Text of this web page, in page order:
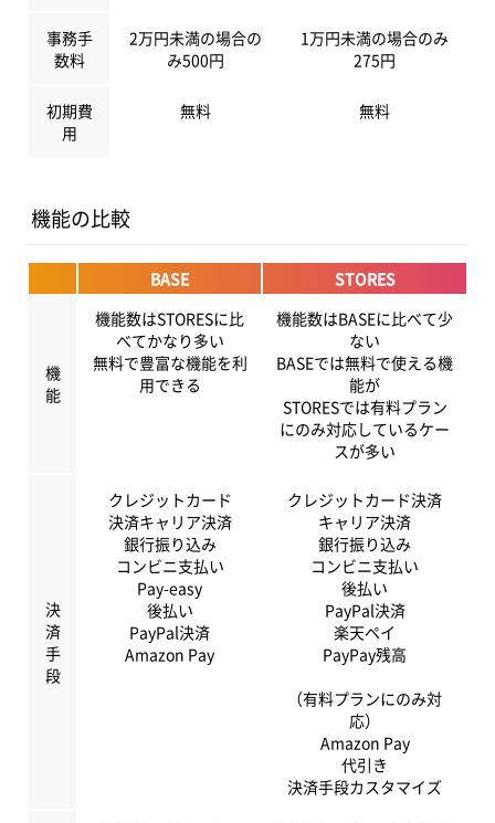
事務手
数料
2万円未満の場合の
み500円
1万円未満の場合のみ
275円
初期費
用
無料 無料
機能の比較
BASE STORES
機
能
機能数はSTORESに比
べてかなり多い
無料で豊富な機能を利
用できる
機能数はBASEに比べて少
ない
BASEでは無料で使える機
能が
STORESでは有料プラン
にのみ対応しているケー
スが多い
決
済
手
段
クレジットカード
決済キャリア決済
銀行振り込み
コンビニ支払い
Pay-easy
後払い
PayPal決済
Amazon Pay
クレジットカード決済
キャリア決済
銀行振り込み
コンビニ支払い
後払い
PayPal決済
楽天ペイ
PayPay残高
（有料プランにのみ対
応）
Amazon Pay
代引き
決済手段カスタマイズ